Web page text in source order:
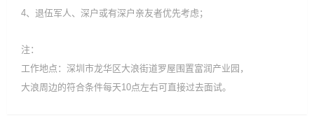
4、退伍军人、深户或有深户亲友者优先考虑；
注：
工作地点：深圳市龙华区大浪街道罗屋围置富润产业园，
大浪周边的符合条件每天10点左右可直接过去面试。